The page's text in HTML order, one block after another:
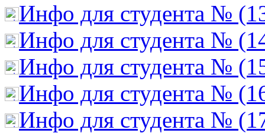
Инфо для студента №
Инфо для студента №
Инфо для студента №
Инфо для студента №
Инфо для студента №